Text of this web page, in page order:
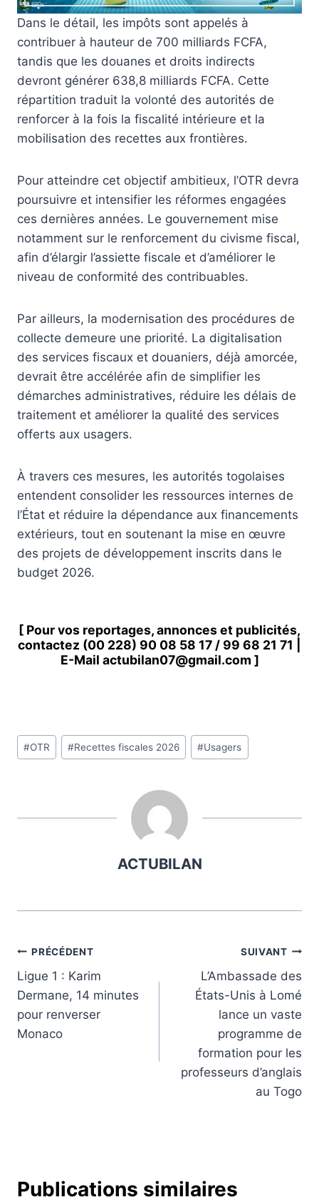
Dans le détail, les impôts sont appelés à
contribuer à hauteur de 700 milliards FCFA,
tandis que les douanes et droits indirects
devront générer 638,8 milliards FCFA. Cette
répartition traduit la volonté des autorités de
renforcer à la fois la fiscalité intérieure et la
mobilisation des recettes aux frontières.
Pour atteindre cet objectif ambitieux, l’OTR devra
poursuivre et intensifier les réformes engagées
ces dernières années. Le gouvernement mise
notamment sur le renforcement du civisme fiscal,
afin d’élargir l’assiette fiscale et d’améliorer le
niveau de conformité des contribuables.
Par ailleurs, la modernisation des procédures de
collecte demeure une priorité. La digitalisation
des services fiscaux et douaniers, déjà amorcée,
devrait être accélérée afin de simplifier les
démarches administratives, réduire les délais de
traitement et améliorer la qualité des services
offerts aux usagers.
À travers ces mesures, les autorités togolaises
entendent consolider les ressources internes de
l’État et réduire la dépendance aux financements
extérieurs, tout en soutenant la mise en œuvre
des projets de développement inscrits dans le
budget 2026.
[ Pour vos reportages, annonces et publicités,
contactez (00 228) 90 08 58 17 / 99 68 21 71
E-Mail actubilan07@gmail.com ]
Étiquettes
de
#OTR #Recettes fiscales 2026 #Usagers
ACTUBILAN
Navigation
de
l’article
PRÉCÉDENT
Ligue 1 : Karim
Dermane, 14 minutes
pour renverser
Monaco
SUIVANT
L’Ambassade des
États-Unis à Lomé
lance un vaste
programme de
formation pour les
professeurs d’anglais
au Togo
Publications similaires